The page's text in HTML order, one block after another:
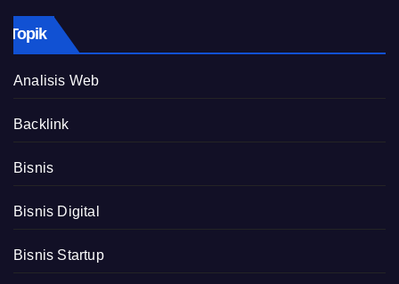
Topik
Analisis Web
Backlink
Bisnis
Bisnis Digital
Bisnis Startup